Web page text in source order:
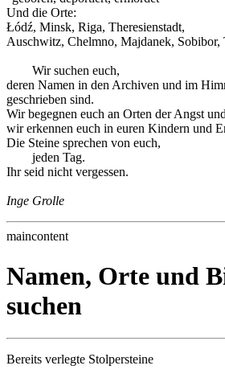
Und die Orte:
Łódź, Minsk, Riga, Theresienstadt,
Auschwitz, Chelmno, Majdanek, Sobibor,
Wir suchen euch,
deren Namen in den Archiven und im
geschrieben sind.
Wir begegnen euch an Orten der Angst
wir erkennen euch in euren Kindern und
Die Steine sprechen von euch,
jeden Tag.
Ihr seid nicht vergessen.
Inge Grolle
maincontent
Namen, Orte und
suchen
Bereits verlegte Stolpersteine